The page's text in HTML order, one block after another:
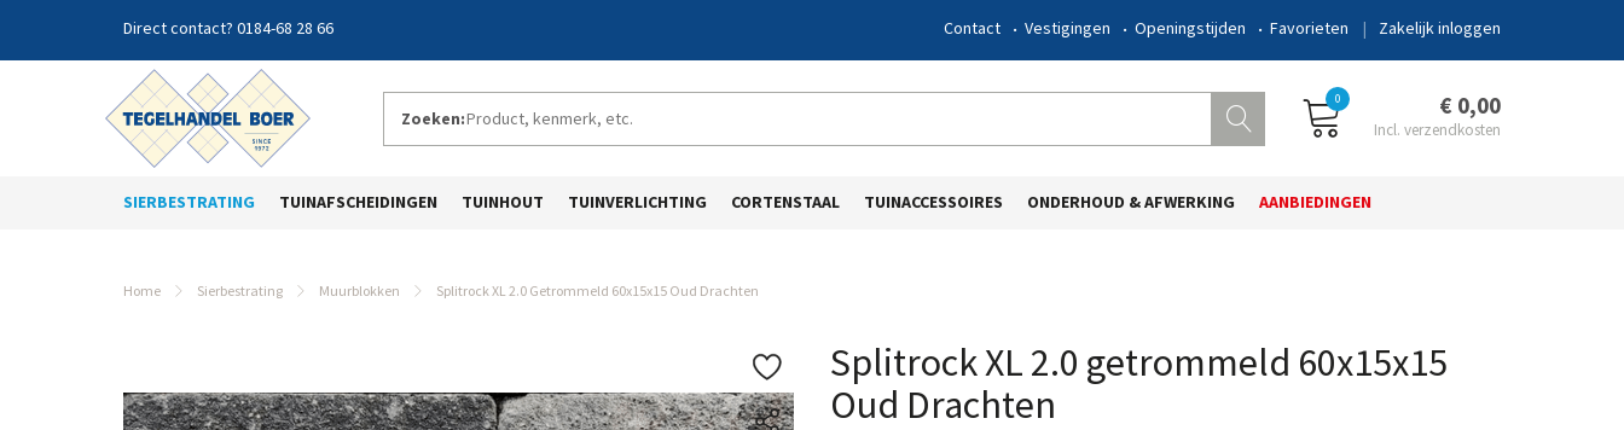
0184-68 28 66 Zakelijk inloggen
Contact Vestigingen Openingstijden Favorieten
Zoeken:
0 € 0,00
SIERBESTRATING TUINAFSCHEIDINGEN TUINHOUT TUINVERLICHTING CORTENSTAAL TUINACCESSOIRES ONDERHOUD & AFWERKING AANBIEDINGEN
Home Sierbestrating Muurblokken Splitrock XL 2.0 Getrommeld 60x15x15 Oud Drachten
Splitrock XL 2.0 getrommeld 60x15x15
Oud Drachten